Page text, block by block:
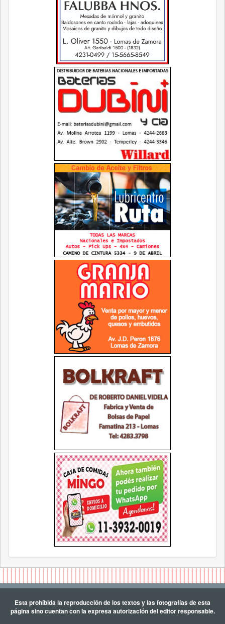
Esta prohíbida la reproducción de los textos y las fotografías de esta
página sino cuentan con la expresa autorización del editor responsable.